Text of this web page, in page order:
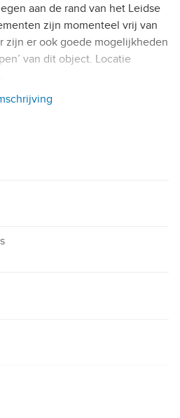
aan de rand van het Leidse
zijn momenteel vrij van
zijn er ook goede mogelijkheden
van dit object. Locatie